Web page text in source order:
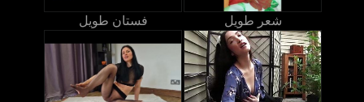
فستان طويل شعر طويل